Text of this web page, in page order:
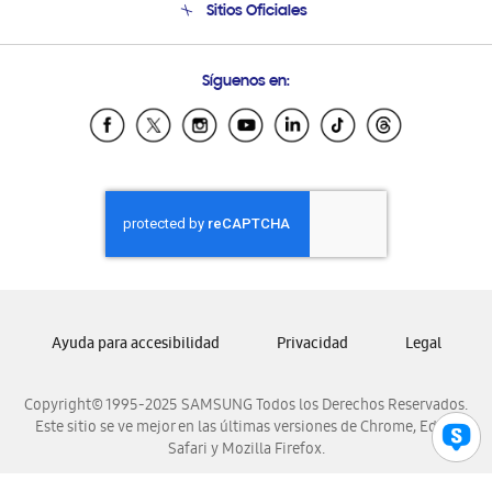
Condiciones de Compra
Soporte vía eMail
Sitios Oficiales
Samsung Ecuador
Samsung El Salvador
Samsung Honduras
Samsung Nicaragua
Samsung Panamá
Samsung Venezuela
Síguenos en:
Copyright© 1995-2025 SAMSUNG Todos los Derechos Reservados.
Este sitio se ve mejor en las últimas versiones de Chrome, Edge,
Safari y Mozilla Firefox.
Ayuda para accesibilidad Privacidad Legal